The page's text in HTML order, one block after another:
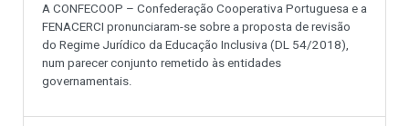
A CONFECOOP – Confederação Cooperativa Portuguesa e a
FENACERCI pronunciaram-se sobre a proposta de revisão
do Regime Jurídico da Educação Inclusiva (DL 54/2018),
num parecer conjunto remetido às entidades
governamentais.